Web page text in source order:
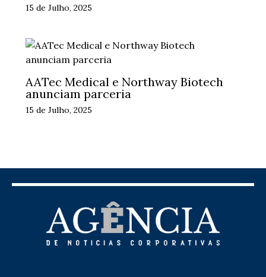
15 de Julho, 2025
AATec Medical e Northway Biotech
anunciam parceria
15 de Julho, 2025